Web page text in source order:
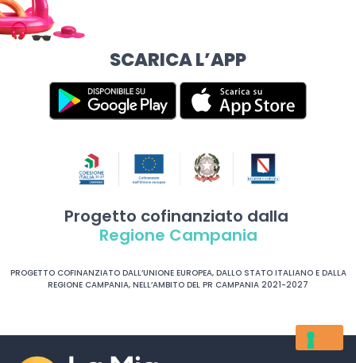
SCARICA L’APP
Progetto cofinanziato dalla
Regione Campania
PROGETTO COFINANZIATO DALL’UNIONE EUROPEA, DALLO STATO ITALIANO E DALLA
REGIONE CAMPANIA, NELL’AMBITO DEL PR CAMPANIA 2021-2027